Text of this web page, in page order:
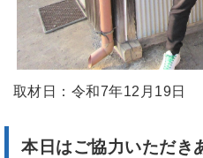
取材日：令和7年12月19日
本日はご協力いただき